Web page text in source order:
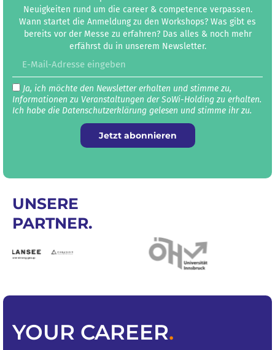
Neuigkeiten rund um die career & competence verpassen.
Wann startet die Anmeldung zu den Workshops? Was gibt es
bereits vor der Messe zu erfahren? Das alles & noch mehr
erfährst du in unserem Newsletter.
Ja, ich möchte den Newsletter erhalten und stimme zu,
Informationen zu Veranstaltungen der SoWi-Holding zu erhalten.
Ich habe die Datenschutz­erklärung gelesen und stimme ihr zu.
Jetzt abonnieren
UNSERE
PARTNER.
YOUR CAREER.